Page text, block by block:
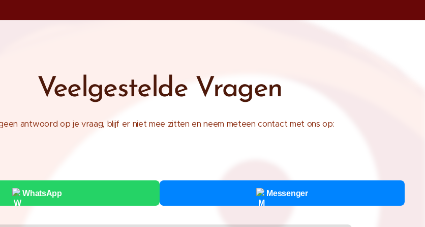
Veelgestelde Vragen
antwoord op je vraag, blijf er niet mee zitten en neem meteen contact met ons op:
WhatsApp Messenger